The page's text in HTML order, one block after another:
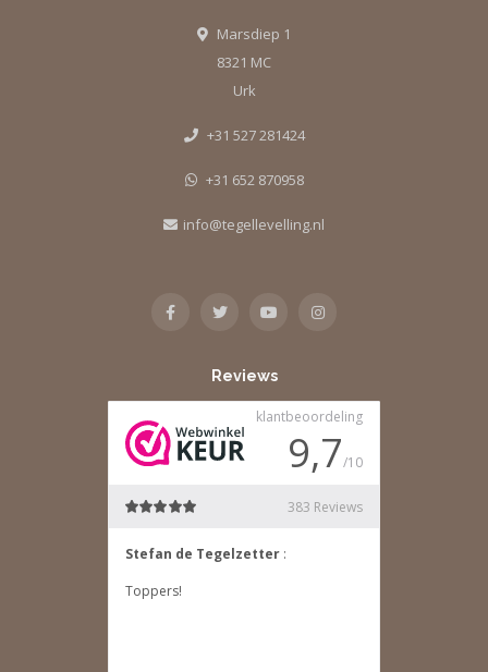
Marsdiep 1
8321 MC
Urk
+31 527 281424
+31 652 870958
info@tegellevelling.nl
Reviews